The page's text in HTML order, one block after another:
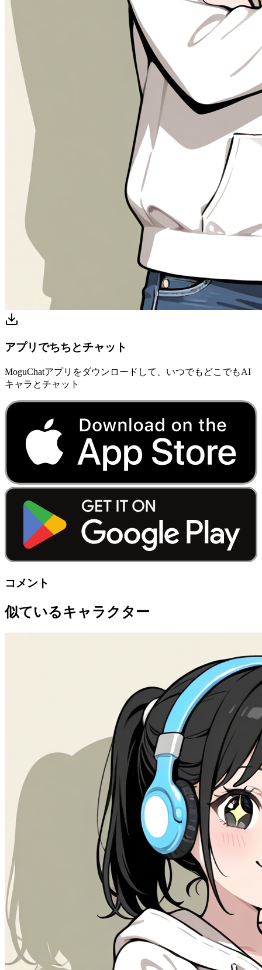
アプリでちちとチャット
MoguChatアプリをダウンロードして、いつでもどこでもAI
キャラとチャット
コメント
似ているキャラクター